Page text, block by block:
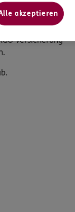
Versicherung
akzeptieren